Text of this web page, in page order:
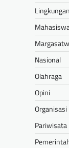
Lingkungan
Nasional
Olahraga
Opini
Organisasi
Pariwisata